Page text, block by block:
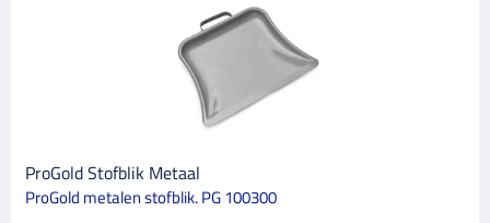
ProGold Stofblik Metaal
ProGold metalen stofblik. PG 100300